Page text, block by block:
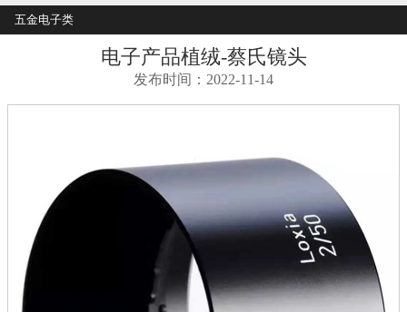
五金电子类
电子产品植绒-蔡氏镜头
发布时间：2022-11-14